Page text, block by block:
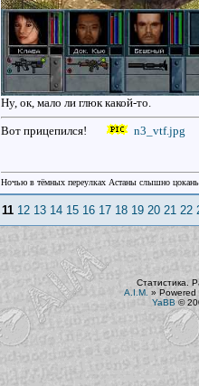
Ну, ок, мало ли глюк какой-то.
Вот прицепился! n3_vtf.jpg
Ночью в тёмных переулках Астаны слышно
11 12 13 14 15 16 17 18 19 20 21 22
Статистика.
A.I.M. »Powered
YaBB©